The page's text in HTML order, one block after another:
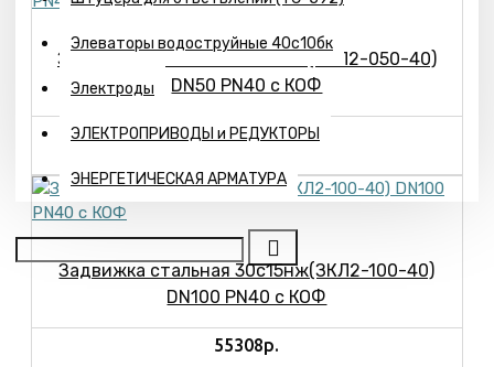
Элеваторы водоструйные 40с10бк
Электроды
ЭЛЕКТРОПРИВОДЫ и РЕДУКТОРЫ
ЭНЕРГЕТИЧЕСКАЯ АРМАТУРА
Задвижка стальная 30с15нж(ЗКЛ2-050-40)
DN50 PN40 с КОФ
34188р.
Задвижка стальная 30с15нж(ЗКЛ2-100-40)
DN100 PN40 с КОФ
55308р.